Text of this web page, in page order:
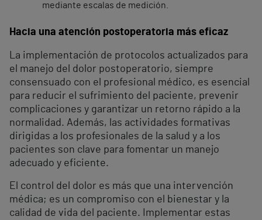
mediante escalas de medición.
Hacia una atención postoperatoria más eficaz
La implementación de protocolos actualizados para
el manejo del dolor postoperatorio, siempre
consensuado con el profesional médico, es esencial
para reducir el sufrimiento del paciente, prevenir
complicaciones y garantizar un retorno rápido a la
normalidad. Además, las actividades formativas
dirigidas a los profesionales de la salud y a los
pacientes son clave para fomentar un manejo
adecuado y eficiente.
El control del dolor es más que una intervención
médica; es un compromiso con el bienestar y la
calidad de vida del paciente. Implementar estas